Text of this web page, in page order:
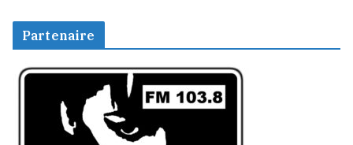
Partenaire